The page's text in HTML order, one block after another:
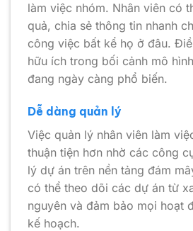
làm việc nhóm. Nhân viên có
quả, chia sẻ thông tin nhanh
công việc bất kể họ ở đâu.
hữu ích trong bối cảnh mô
đang ngày càng phổ biến.
Dễ dàng quản lý
Việc quản lý nhân viên làm
thuận tiện hơn nhờ các công
lý dự án trên nền tảng đám
có thể theo dõi các dự án từ
nguyên và đảm bảo mọi hoạt
kế hoạch.